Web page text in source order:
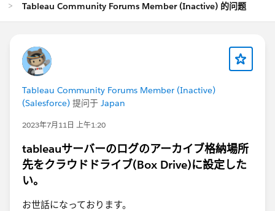
Tableau Community Forums Member (Inactive) 的问题
Tableau Community Forums Member (Inactive)
(Salesforce) 提问于 Japan
2023年7月11日 上午1:20
tableauサーバーのログのアーカイブ格納場所
先をクラウドドライブ(Box Drive)に設定した
い。
お世話になっております。